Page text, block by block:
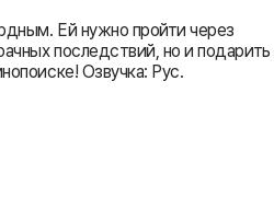
Ей нужно пройти через
последствий, но и подарить
Озвучка: Рус.